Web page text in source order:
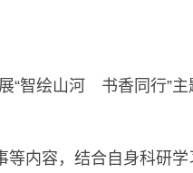
“智绘山河 书香同行”
内容，结合自身科研